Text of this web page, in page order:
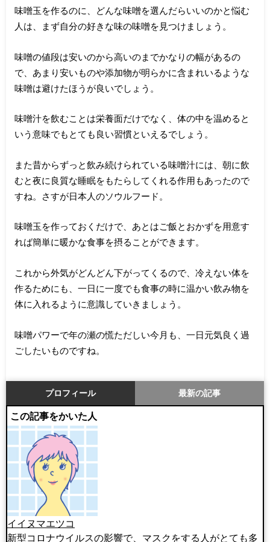
味噌玉を作るのに、どんな味噌を選んだらいいのかと悩む
人は、まず自分の好きな味の味噌を見つけましょう。
味噌の値段は安いのから高いのまでかなりの幅があるの
で、あまり安いものや添加物が明らかに含まれいるような
味噌は避けたほうが良いでしょう。
味噌汁を飲むことは栄養面だけでなく、体の中を温めると
いう意味でもとても良い習慣といえるでしょう。
また昔からずっと飲み続けられている味噌汁には、朝に飲
むと夜に良質な睡眠をもたらしてくれる作用もあったので
すね。さすが日本人のソウルフード。
味噌玉を作っておくだけで、あとはご飯とおかずを用意す
れば簡単に暖かな食事を摂ることができます。
これから外気がどんどん下がってくるので、冷えない体を
作るためにも、一日に一度でも食事の時に温かい飲み物を
体に入れるように意識していきましょう。
味噌パワーで年の瀬の慌ただしい今月も、一日元気良く過
ごしたいものですね。
プロフィール 最新の記事
この記事をかいた人
イイヌマエツコ
新型コロナウイルスの影響で、マスクをする人がとても多